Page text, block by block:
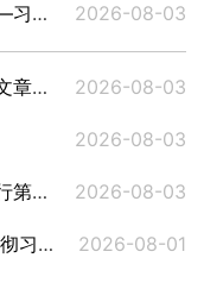
为实现全年发展目标任务夯实基础——习近平总书记引领“十五五”开局之年中国经济破浪前行 2026-08-03
《求是》杂志发表习近平总书记重要文章《加快建设健康中国》 2026-08-03
2026-08-03
中国共产党湘阴县第十四届委员会举行第一次全体会议 张永久当选县委书记 2026-08-03
李强主持召开国务院常务会议 学习贯彻习近平总书记关于上半年经济形势和做好下半年经济工作的重要讲话精神 2026-08-01